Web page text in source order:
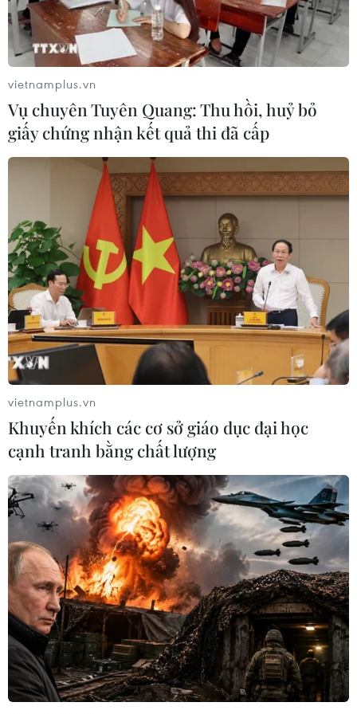
Phản ứng của các nước về kết quả bầu cử
tổng thống Mỹ
09/11/2016 09:02
Sau khi ông Donald Trump giành chiến thắng tại cuộc
bầu cử tổng thống Mỹ, lãnh đạo các nước Nga,
Philippines, Nhật Bản, Palestine đã có những phản ứng
đầu tiên.
Cố vấn đặc biệt của Thủ tướng Nhật Bản
sẽ thăm Mỹ vào tuần tới
vietnamplus.vn
Vụ chuyên Tuyên Quang: Thu hồi, huỷ bỏ
giấy chứng nhận kết quả thi đã cấp
vietnamplus.vn
Khuyến khích các cơ sở giáo dục đại học
cạnh tranh bằng chất lượng